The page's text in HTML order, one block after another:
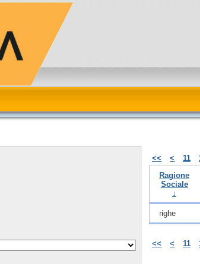
<< < 11
Ragione
Sociale
↓
righe
<< < 11